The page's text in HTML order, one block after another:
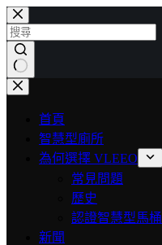
首頁
智慧型廁所
為何選擇 VLEEO
常見問題
歷史
認證智慧型馬桶
新聞